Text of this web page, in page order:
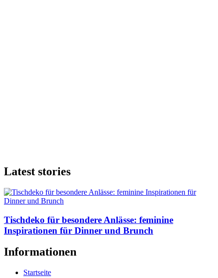
Latest stories
Tischdeko für besondere Anlässe: feminine
Inspirationen für Dinner und Brunch
Informationen
Startseite